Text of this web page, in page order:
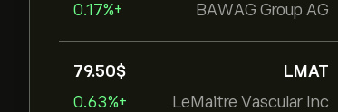
BAWAG Group AG
+0.17%
LMAT
LeMaitre Vascular Inc
79.50‎$‎
+0.63%